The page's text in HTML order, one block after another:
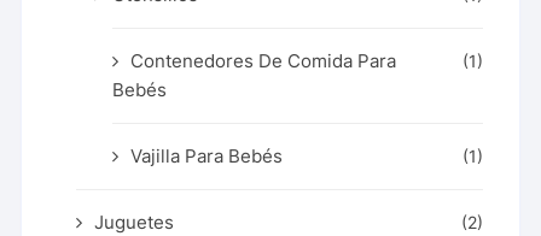
Contenedores De Comida Para
Bebés
(1)
Vajilla Para Bebés (1)
Juguetes (2)